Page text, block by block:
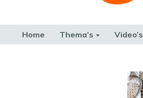
Home Thema’s Video’s